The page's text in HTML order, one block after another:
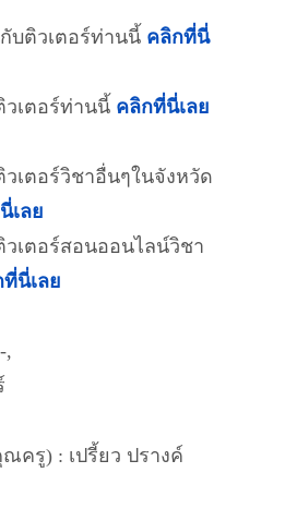
บติวเตอร์ท่านนี้ คลิกที่นี่
เตอร์ท่านนี้ คลิกที่นี่เลย
เตอร์วิชาอื่นๆในจังหวัด
เลย
เตอร์สอนออนไลน์วิชา
นี่เลย
,
ครู) : เปรี้ยว ปรางค์